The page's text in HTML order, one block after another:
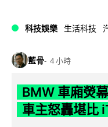
科技娛樂 生活科技
藍骨 4 小時
BMW 車廂熒
車主怒轟堪比